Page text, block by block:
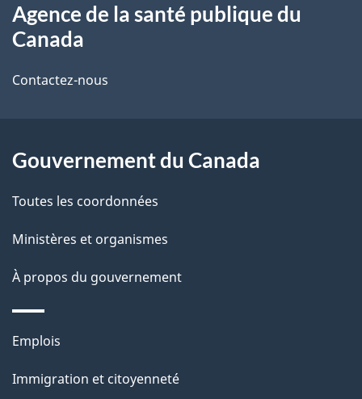
i
s
e
l
a
p
a
g
e
propos
ce
Agence de la santé publique du
Canada
Contactez-nous
Gouvernement du Canada
Toutes les coordonnées
Ministères et organismes
À propos du gouvernement
Thèmes
sujets
Emplois
Immigration et citoyenneté